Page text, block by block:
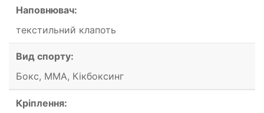
Наповнювач:
текстильний клапоть
Вид спорту:
Бокс, ММА, Кікбоксинг
Кріплення: